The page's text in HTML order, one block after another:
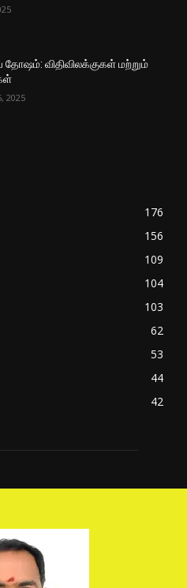
விதிவிலக்குகள் மற்றும்
2025
176
156
109
104
103
62
53
44
42